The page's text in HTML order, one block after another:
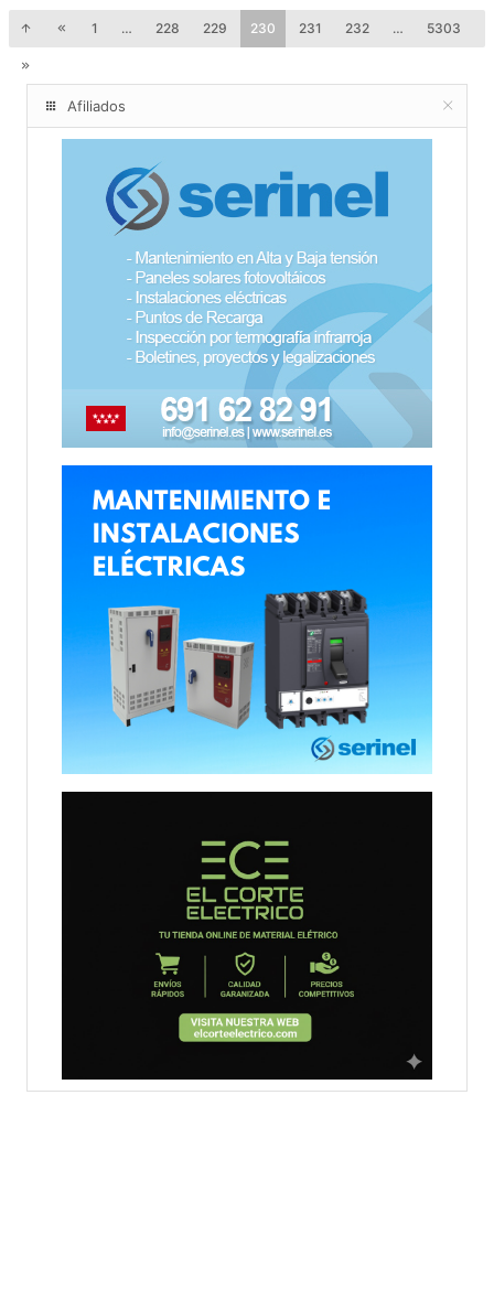
1 … 228 229 230 231 232 … 5303
Afiliados